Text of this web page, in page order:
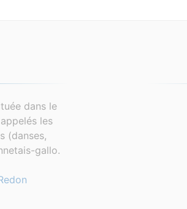
dans le
les
(danses,
gallo.